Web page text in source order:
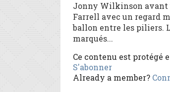
Jonny Wilkinson avant
Farrell avec un regard
ballon entre les piliers.
marqués...
Ce contenu est protégé
S'abonner
Already a member?